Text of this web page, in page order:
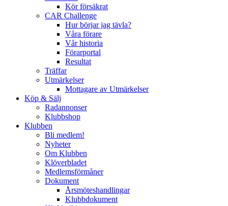
Kör försäkrat
CAR Challenge
Hur börjar jag tävla?
Våra förare
Vår historia
Förarportal
Resultat
Träffar
Utmärkelser
Mottagare av Utmärkelser
Köp & Sälj
Radannonser
Klubbshop
Klubben
Bli medlem!
Nyheter
Om Klubben
Klöverbladet
Medlemsförmåner
Dokument
Årsmöteshandlingar
Klubbdokument